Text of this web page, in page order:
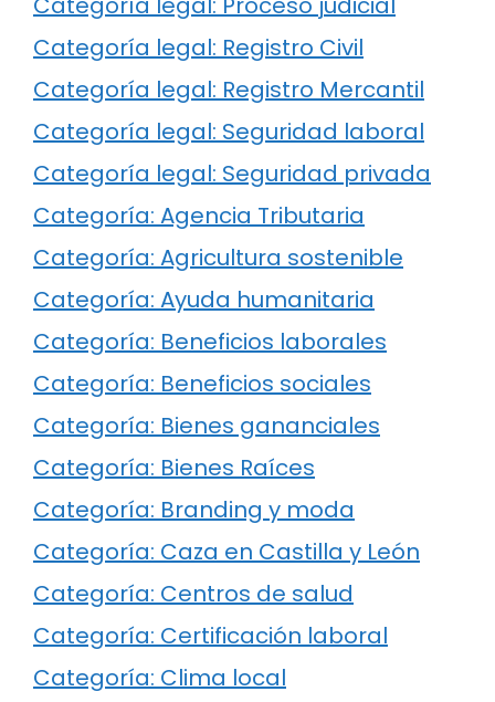
Categoría legal: Registro Civil
Categoría legal: Registro Mercantil
Categoría legal: Seguridad laboral
Categoría legal: Seguridad privada
Categoría: Agencia Tributaria
Categoría: Agricultura sostenible
Categoría: Ayuda humanitaria
Categoría: Beneficios laborales
Categoría: Beneficios sociales
Categoría: Bienes gananciales
Categoría: Bienes Raíces
Categoría: Branding y moda
Categoría: Caza en Castilla y León
Categoría: Centros de salud
Categoría: Certificación laboral
Categoría: Clima local